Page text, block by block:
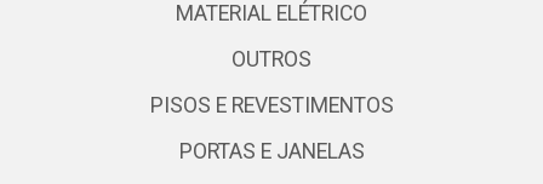
MATERIAL ELÉTRICO
OUTROS
PISOS E REVESTIMENTOS
PORTAS E JANELAS